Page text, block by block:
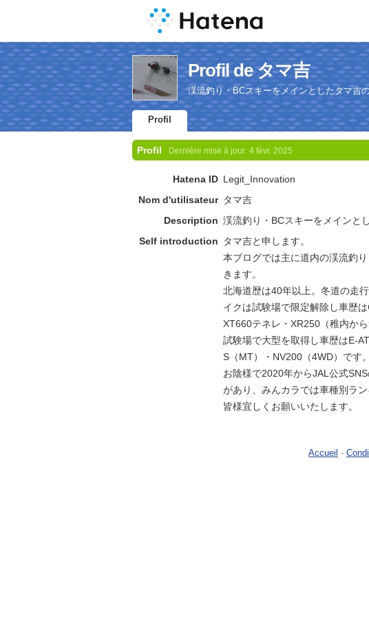
Profil de タマ吉
渓流釣り・BCスキーをメインとしたタマ吉
Profil
Profil Dernière mise à jour: 4 févr. 2025
Hatena ID Legit_Innovation
Nom d'utilisateur タマ吉
Description 渓流釣り・BCスキーをメインと
Self introduction
タマ吉と申します。
本ブログでは主に道内の渓流釣
きます。
北海道歴は40年以上。冬道の走
イクは試験場で限定解除し車歴
XT660テネレ・XR250（稚内か
試験場で大型を取得し車歴はE-
S（MT）・NV200（4WD）です。
お陰様で2020年からJAL公式
があり、みんカラでは車種別ラ
皆様宜しくお願いいたします。
Accueil -